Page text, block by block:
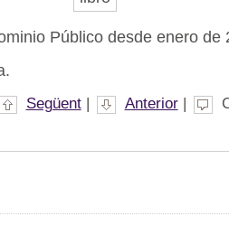
Público desde enero de
Següent| Anterior|